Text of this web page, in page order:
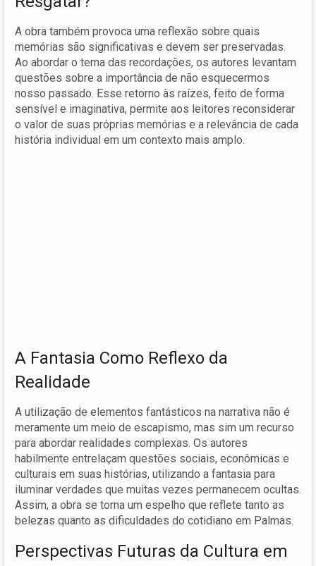
A obra também provoca uma reflexão sobre quais
memórias são significativas e devem ser preservadas.
Ao abordar o tema das recordações, os autores levantam
questões sobre a importância de não esquecermos
nosso passado. Esse retorno às raízes, feito de forma
sensível e imaginativa, permite aos leitores reconsiderar
o valor de suas próprias memórias e a relevância de cada
história individual em um contexto mais amplo.
A Fantasia Como Reflexo da
Realidade
A utilização de elementos fantásticos na narrativa não é
meramente um meio de escapismo, mas sim um recurso
para abordar realidades complexas. Os autores
habilmente entrelaçam questões sociais, econômicas e
culturais em suas histórias, utilizando a fantasia para
iluminar verdades que muitas vezes permanecem ocultas.
Assim, a obra se torna um espelho que reflete tanto as
belezas quanto as dificuldades do cotidiano em Palmas.
Perspectivas Futuras da Cultura em